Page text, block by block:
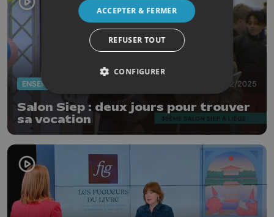
14/02/2025
Salon Siep : deux jours pour trouver
sa vocation
ACCEPTER & FERMER
REFUSER TOUT
CONFIGURER